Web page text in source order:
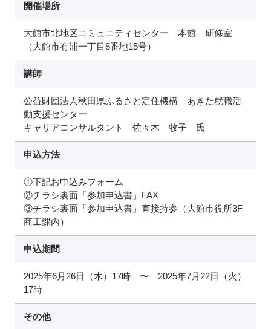
開催場所
大館市北地区コミュニティセンター 本館 研修室
（大館市有浦一丁目8番地15号）
講師
公益財団法人秋田県ふるさと定住機構 あきた就職活
動支援センター
キャリアコンサルタント 佐々木 牧子 氏
申込方法
①下記お申込みフォーム
②チラシ裏面「参加申込書」FAX
③チラシ裏面「参加申込書」直接持参（大館市役所3F
商工課内）
申込期間
2025年6月26日（木）17時 〜 2025年7月22日（火）
17時
その他